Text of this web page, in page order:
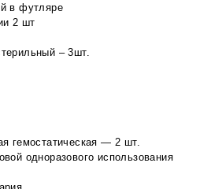
в футляре
2 шт
– 3шт.
гемостатическая — 2 шт.
одноразового использования